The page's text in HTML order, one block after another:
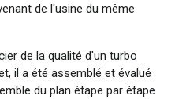
de l'usine du même
de la qualité d'un turbo
il a été assemblé et évalué
du plan étape par étape